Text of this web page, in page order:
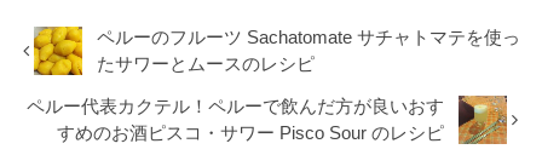
ペルーのフルーツ Sachatomate サチャトマテを使っ
たサワーとムースのレシピ
ペルー代表カクテル！ペルーで飲んだ方が良いおす
すめのお酒ピスコ・サワー Pisco Sour のレシピ